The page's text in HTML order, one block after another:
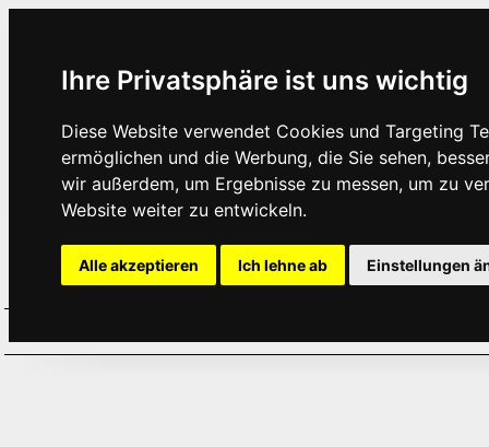
Ihre Privatsphäre ist uns wichtig
Diese Website verwendet Cookies und Targeting
ermöglichen und die Werbung, die Sie sehen,
wir außerdem, um Ergebnisse zu messen, um zu
Website weiter zu entwickeln.
Alle akzeptieren Ich lehne ab Einstellungen